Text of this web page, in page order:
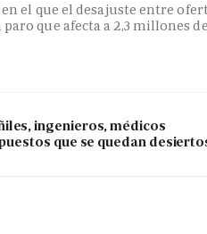
el que el desajuste entre
que afecta a 2,3 millones
ingenieros, médicos
que se quedan